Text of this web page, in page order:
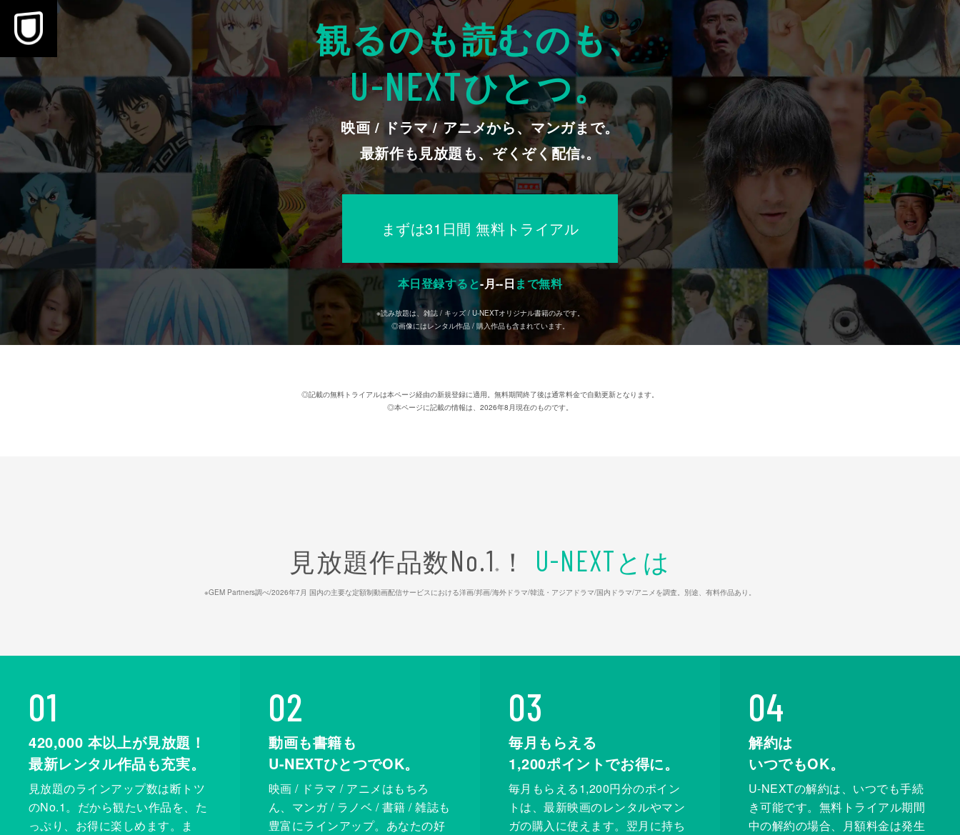
本文へスキップ
まずは31日間 無料トライアル
観るのも読むのも、
U-NEXTひとつ。
映画 / ドラマ / アニメから、マンガまで。
最新作も見放題も、ぞくぞく配信※ 。
まずは31日間 無料トライアル
本日登録すると-月--日 まで無料
※読み放題は、雑誌 / キッズ / U-NEXTオリジナル書籍のみです。
◎画像にはレンタル作品 / 購入作品も含まれています。
◎記載の無料トライアルは本ページ経由の新規登録に適用。無料期間終了後は通常料金で自動更新となります。
◎本ページに記載の情報は、2026年8月現在のものです。
見放題作品数No.1 ※ ！ U-NEXTとは
※GEM Partners調べ/2026年7⽉ 国内の主要な定額制動画配信サービスにおける洋画/邦画/海外ドラマ/韓流・アジアドラマ/国内ドラマ/アニメを調査。別途、有料作品あり。
01
420,000 本以上が見放題！
最新レンタル作品も充実。
見放題のラインアップ数は断トツ
のNo.1。だから観たい作品を、た
っぷり、お得に楽しめます。ま
02
動画も書籍も
U-NEXTひとつでOK。
映画 / ドラマ / アニメはもちろ
ん、マンガ / ラノベ / 書籍 / 雑誌も
豊富にラインアップ。あなたの好
03
毎月もらえる
1,200ポイントでお得に。
毎月もらえる1,200円分のポイン
トは、最新映画のレンタルやマン
ガの購入に使えます。翌月に持ち
04
解約は
いつでもOK。
U-NEXTの解約は、いつでも手続
き可能です。無料トライアル期間
中の解約の場合、月額料金は発生